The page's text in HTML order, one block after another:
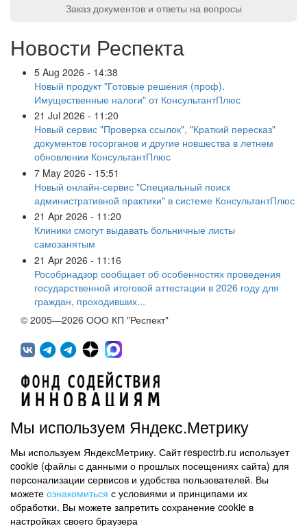
Заказ документов и ответы на вопросы
Новости Респекта
5 Aug 2026 - 14:38
Новый продукт "Готовые решения (проф).
Имущественные налоги" от КонсультантПлюс
21 Jul 2026 - 11:20
Новый сервис "Проверка ссылок", "Краткий пересказ"
документов госорганов и другие новшества в летнем
обновлении КонсультантПлюс
7 May 2026 - 15:51
Новый онлайн-сервис "Специальный поиск
административной практики" в системе КонсультантПлюс
21 Apr 2026 - 11:20
Клиники смогут выдавать больничные листы
самозанятым
21 Apr 2026 - 11:16
Рособрнадзор сообщает об особенностях проведения
государственной итоговой аттестации в 2026 году для
граждан, проходивших...
© 2005—2026 ООО КП "Респект"
450071, г.Уфа, ул. 50 лет СССР, д.48 корп.1, офис 307
(347) 291 20 70
Контактная информация
Карта сайта
Мы используем Яндекс.Метрику
Мы используем ЯндексМетрику. Сайт respectrb.ru использует
cookie (файлы с данными о прошлых посещениях сайта) для
персонализации сервисов и удобства пользователей. Вы
можете ознакомиться с условиями и принципами их
обработки. Вы можете запретить сохранение cookie в
настройках своего браузера